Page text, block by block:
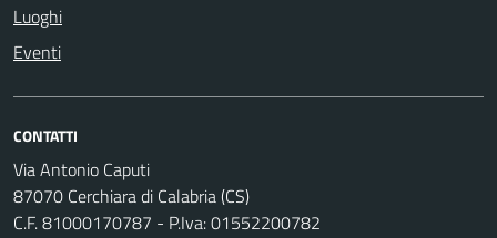
Luoghi
Eventi
CONTATTI
Via Antonio Caputi
87070 Cerchiara di Calabria (CS)
C.F. 81000170787 - P.Iva: 01552200782